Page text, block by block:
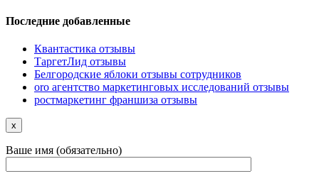
Последние добавленные
Квантастика отзывы
ТаргетЛид отзывы
Белгородские яблоки отзывы сотрудников
oro агентство маркетинговых исследований отзывы
ростмаркетинг франшиза отзывы
x
Ваше имя (обязательно)